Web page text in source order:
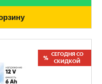
СЕГОДНЯ СО
СКИДКОЙ